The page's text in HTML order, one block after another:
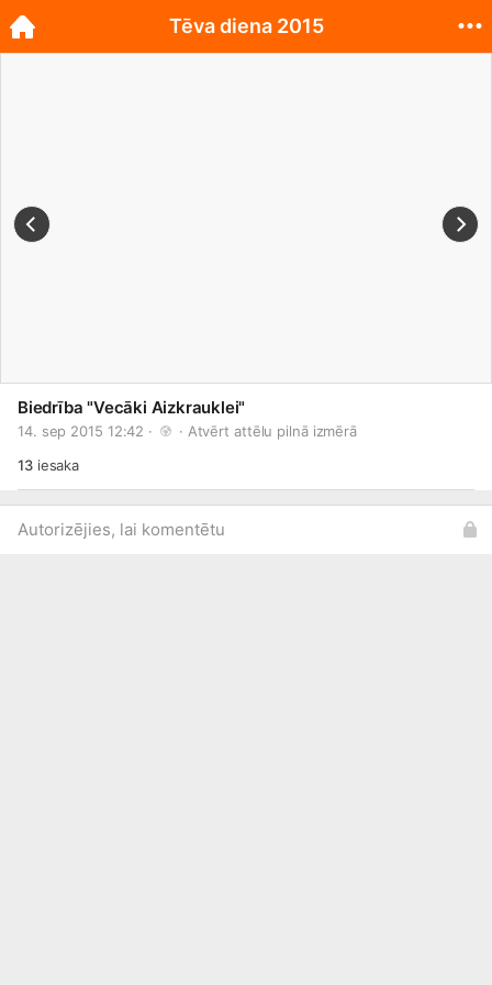
Biedrība "Vecāki Aizkrauklei"
14. sep 2015 12:42 · · Atvērt attēlu pilnā izmērā
13iesaka
Autorizējies, lai komentētu
Tēva diena 2015